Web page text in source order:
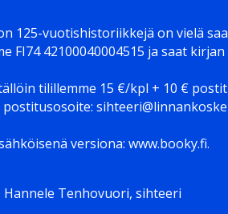
125-vuotishistoriikkejä on vielä
FI74 42100040004515 ja saat
tilillemme 15 €/kpl + 10 €
versiona: www.booky.fi.
Tenhovuori, sihteeri